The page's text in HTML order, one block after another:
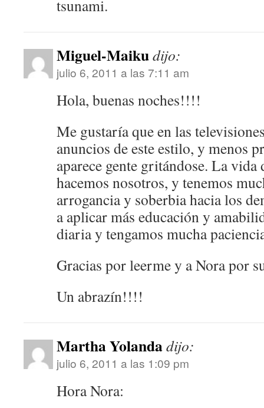
tsunami.
Miguel-Maikudijo:
julio 6, 2011 a las 7:11 am
Hola, buenas noches!!!!
Me gustaría que en las
anuncios de este estilo, y menos
aparece gente gritándose. La
hacemos nosotros, y tenemos
arrogancia y soberbia hacia los
a aplicar más educación y
diaria y tengamos mucha
Gracias por leerme y a Nora por
Un abrazín!!!!
Martha Yolandadijo:
julio 6, 2011 a las 1:09 pm
Hora Nora: